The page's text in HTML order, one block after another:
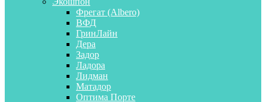
Фрегат (Albero)
ВФД
ГринЛайн
Дера
Задор
Ладора
Лидман
Матадор
Оптима Порте